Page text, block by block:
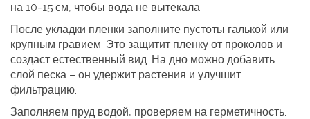
на 10‑15 см, чтобы вода не вытекала.
После укладки пленки заполните пустоты галькой или
крупным гравием. Это защитит пленку от проколов и
создаст естественный вид. На дно можно добавить
слой песка – он удержит растения и улучшит
фильтрацию.
Заполняем пруд водой, проверяем на герметичность.